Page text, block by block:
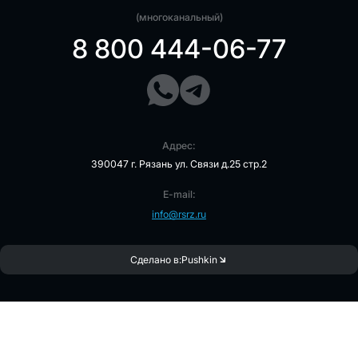
(многоканальный)
8 800 444-06-77
Адрес:
390047 г. Рязань ул. Связи д.25 стр.2
E-mail:
info@rsrz.ru
Сделано в:Pushkin